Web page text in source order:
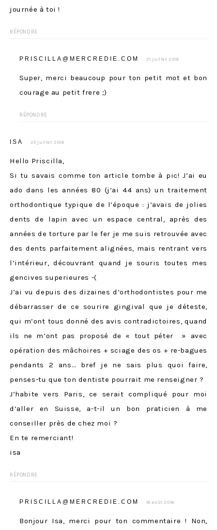
journée à toi !
RÉPONDRE
PRISCILLA@MERCREDIE.COM 21 juillet 2016
Super, merci beaucoup pour ton petit mot et bon
courage au petit frere ;)
RÉPONDRE
ISA 25 juillet 2016
Hello Priscilla,
Si tu savais comme ton article tombe à pic! J’ai eu
ado dans les années 80 (j’ai 44 ans) un traitement
orthodontique typique de l’époque : j’avais de jolies
dents de lapin avec un espace central, après des
années de torture par le fer je me suis retrouvée avec
des dents parfaitement alignées, mais rentrant vers
l’intérieur, découvrant quand je souris toutes mes
gencives superieures -(
J’ai vu depuis des dizaines d’orthodontistes pour me
débarrasser de ce sourire gingival que je déteste,
qui m’ont tous donné des avis contradictoires, quand
ils ne m’ont pas proposé de « tout péter » avec
opération des mâchoires + sciage des os + re-bagues
pendants 2 ans… bref je ne sais plus quoi faire,
penses-tu que ton dentiste pourrait me renseigner ?
J’habite vers Paris, ce serait compliqué pour moi
d’aller en Suisse, a-t-il un bon praticien à me
conseiller près de chez moi ?
En te remerciant!
isa
RÉPONDRE
PRISCILLA@MERCREDIE.COM 16 août 2016
Bonjour Isa, merci pour ton commentaire ! Non,